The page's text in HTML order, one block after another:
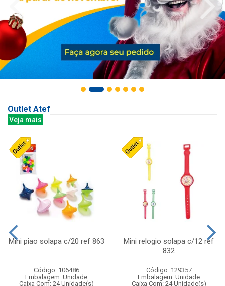
Outlet Atef
Veja mais
Mini piao solapa c/20 ref 863
Código: 106486
Embalagem: Unidade
Caixa Com: 24 Unidade(s)
Mini relogio solapa c/12 ref
832
Código: 129357
Embalagem: Unidade
Caixa Com: 24 Unidade(s)